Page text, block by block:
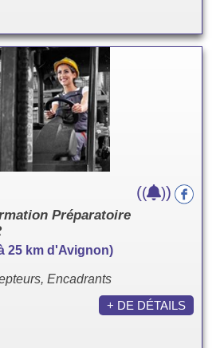
Préparatoire
25 km d'Avignon)
Encadrants
(( ))
+ DE DÉTAILS